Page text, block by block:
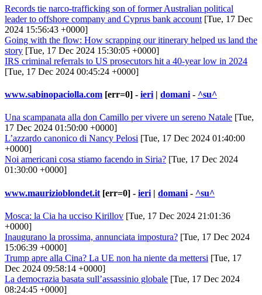
Records tie narco-trafficking son of former Australian political
leader to offshore company and Cyprus bank account [Tue, 17 Dec
2024 15:56:43 +0000]
Going with the flow: How scrapping our itinerary helped us land the
story [Tue, 17 Dec 2024 15:30:05 +0000]
IRS criminal referrals to US prosecutors hit a 40-year low in 2024
[Tue, 17 Dec 2024 00:45:24 +0000]
www.sabinopaciolla.com [err=0] - ieri | domani - ^su^
Una scampanata alla don Camillo per vivere un sereno Natale [Tue,
17 Dec 2024 01:50:00 +0000]
L’azzardo canonico di Nancy Pelosi [Tue, 17 Dec 2024 01:40:00
+0000]
Noi americani cosa stiamo facendo in Siria? [Tue, 17 Dec 2024
01:30:00 +0000]
www.maurizioblondet.it [err=0] - ieri | domani - ^su^
Mosca: la Cia ha ucciso Kirillov [Tue, 17 Dec 2024 21:01:36
+0000]
Inaugurano la prossima, annunciata impostura? [Tue, 17 Dec 2024
15:06:39 +0000]
Trump apre alla Cina? La UE non ha niente da mettersi [Tue, 17
Dec 2024 09:58:14 +0000]
La democrazia basata sull’assassinio globale [Tue, 17 Dec 2024
08:24:45 +0000]